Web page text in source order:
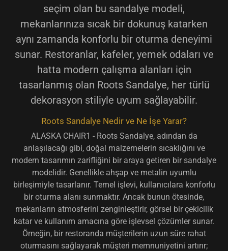
seçim olan bu sandalye modeli,
mekanlarınıza sıcak bir dokunuş katarken
aynı zamanda konforlu bir oturma deneyimi
sunar. Restoranlar, kafeler, yemek odaları ve
hatta modern çalışma alanları için
tasarlanmış olan Roots Sandalye, her türlü
dekorasyon stiliyle uyum sağlayabilir.
Roots Sandalye Nedir ve Ne İşe Yarar?
ALASKA CHAIR1 - Roots Sandalye, adından da
anlaşılacağı gibi, doğal malzemelerin sıcaklığını ve
modern tasarımın zarifliğini bir araya getiren bir sandalye
modelidir. Genellikle ahşap ve metalin uyumlu
birleşimiyle tasarlanır. Temel işlevi, kullanıcılara konforlu
bir oturma alanı sunmaktır. Ancak bunun ötesinde,
mekanların atmosferini zenginleştirir, görsel bir çekicilik
katar ve kullanım amacına göre işlevsel çözümler sunar.
Örneğin, bir restoranda müşterilerin uzun süre rahat
oturmasını sağlayarak müşteri memnuniyetini artırır;